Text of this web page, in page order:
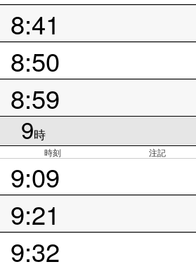
8:41
8:50
8:59
9時
時刻 注記
9:09
9:21
9:32